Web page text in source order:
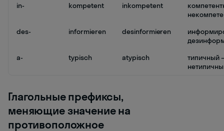
in-
kompetent inkompetent
des-
informieren desinformieren
a-
typisch atypisch
типичный –
Глагольные префиксы,
меняющие значение на
противоположное